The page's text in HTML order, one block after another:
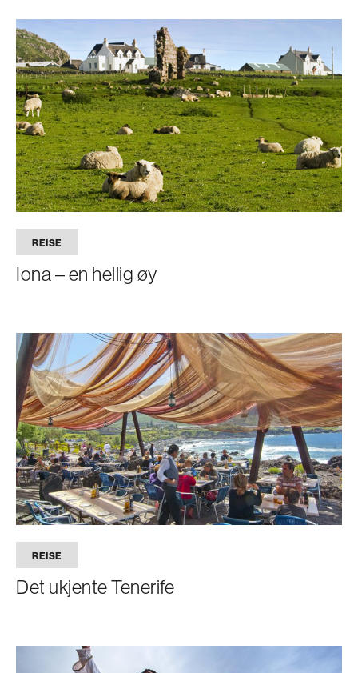
REISE
Iona – en hellig øy
REISE
Det ukjente Tenerife